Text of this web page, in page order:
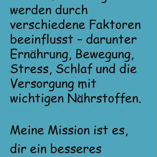
werden durch
verschiedene Faktoren
beeinflusst – darunter
Ernährung, Bewegung,
Stress, Schlaf und die
Versorgung mit
wichtigen Nährstoffen.
Meine Mission ist es,
dir ein besseres